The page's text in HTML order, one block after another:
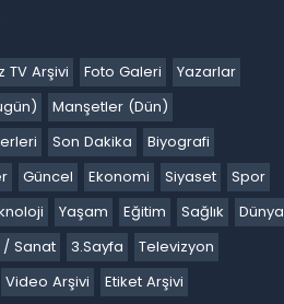
TV Arşivi Foto Galeri
Yazarlar
Manşetler (Dün)
Son Dakika
Biyografi
Güncel Ekonomi Siyaset
Spor
Yaşam Eğitim Sağlık
Dünya
/ Sanat 3.Sayfa
Televizyon
Video Arşivi Etiket Arşivi